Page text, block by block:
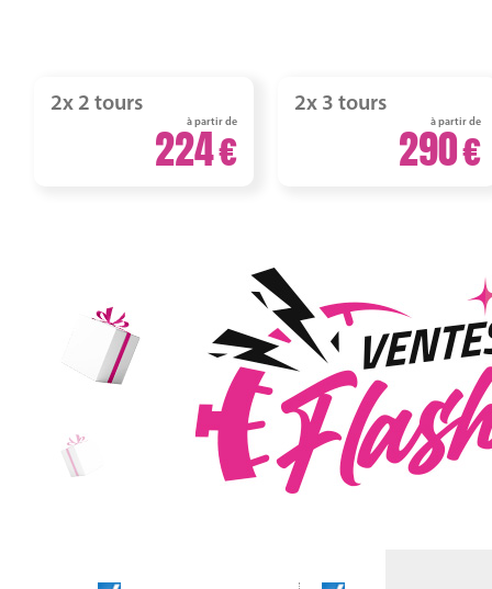
2x 2 tours
à partir de
224
2x 3 tours
à partir de
290